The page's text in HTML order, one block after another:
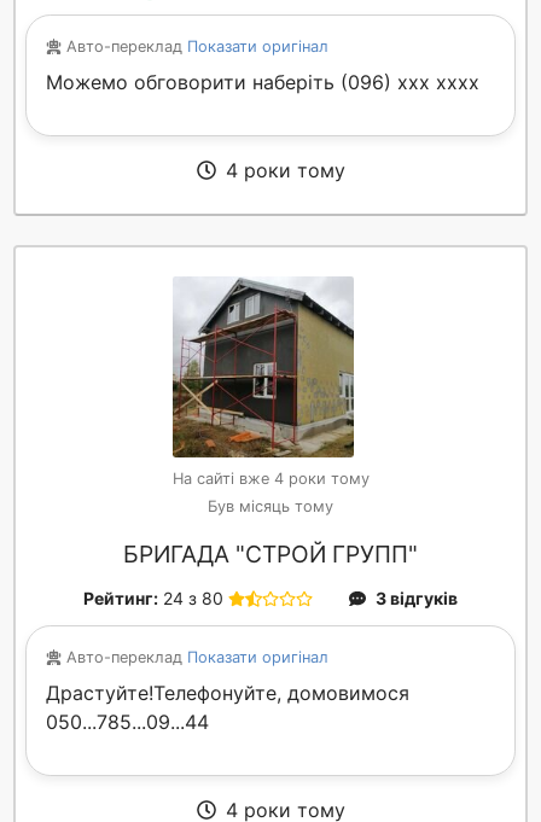
Авто-переклад Показати оригінал
Можемо обговорити наберіть (096) xxx xxxx
4 роки тому
На сайті вже 4 роки тому
Був місяць тому
БРИГАДА "СТРОЙ ГРУПП"
Рейтинг: 24 з 80 3 відгуків
Авто-переклад Показати оригінал
Драстуйте!Телефонуйте, домовимося
050...785...09...44
4 роки тому